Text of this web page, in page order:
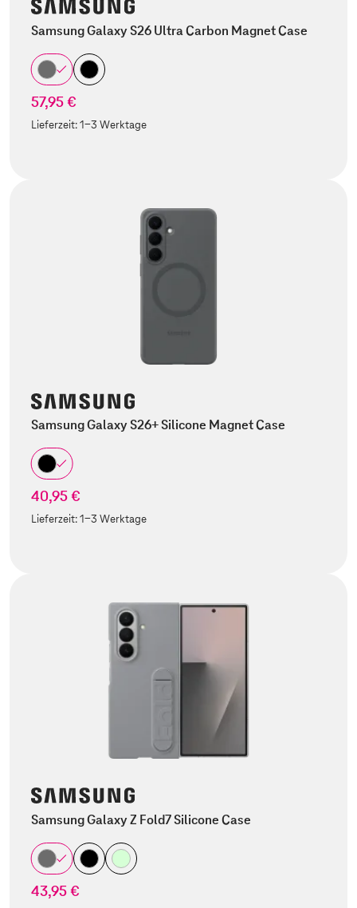
Samsung Galaxy S26 Ultra Carbon Magnet Case
57,95 €
Lieferzeit:1-3 Werktage
Samsung Galaxy S26+ Silicone Magnet Case
40,95 €
Lieferzeit:1-3 Werktage
Samsung Galaxy Z Fold7 Silicone Case
43,95 €